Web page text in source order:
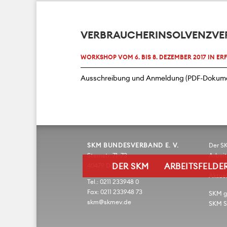
DER SKM
WORKSHOP VOM 6. BIS 8. DEZEMBER 2017 IN
Ausschreibung und Anmeldung
SKM BUNDESVERBAND E. V.
Sternstr. 71–73
40479 Düsseldorf
Tel.: 0211 233948 0
Fax: 0211 233948 73
skm@skmev.de
Der
SKM
SKM